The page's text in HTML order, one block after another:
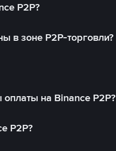
P2P?
в зоне P2P-торговли?
на Binance P2P?
P2P?